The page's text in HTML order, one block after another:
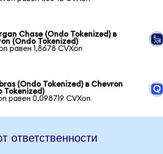
Chase (Ondo Tokenized) в
(Ondo Tokenized)
равен 1,8678 CVXon
(Ondo Tokenized) в Chevron
Tokenized)
равен 0,098719 CVXon
ответственности